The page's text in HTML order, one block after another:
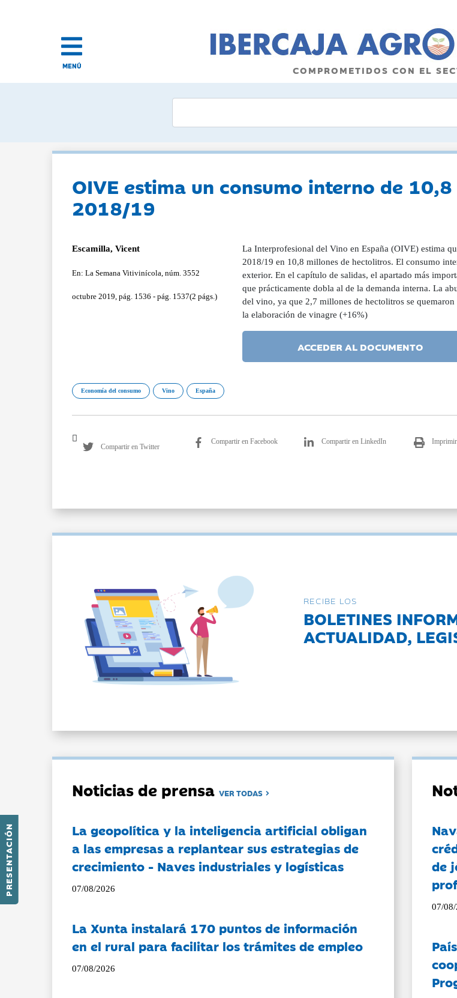
PRESENTACIÓN
MENÚ COMPROMETIDOS CON EL
OIVE estima un consumo interno de
2018/19
Escamilla, Vicent
En: La Semana Vitivinícola, núm. 3552
octubre 2019, pág. 1536 - pág. 1537(2 págs.)
La Interprofesional del Vino en España (OIVE) estima
2018/19 en 10,8 millones de hectolitros. El consumo
exterior. En el capítulo de salidas, el apartado más
que prácticamente dobla al de la demanda interna. La
del vino, ya que 2,7 millones de hectolitros se
la elaboración de vinagre (+16%)
ACCEDER AL DOCUMENTO
Economía del consumo Vino España
Compartir en Twitter
Compartir en Facebook Compartir en LinkedIn Imprimir
RECIBE LOS
BOLETINES
ACTUALIDAD,
Noticias de prensaVER TODAS
La geopolítica y la inteligencia artificial obligan
a las empresas a replantear sus estrategias de
crecimiento - Naves industriales y logísticas
07/08/2026
La Xunta instalará 170 puntos de información
en el rural para facilitar los trámites de empleo
07/08/2026
de
07/